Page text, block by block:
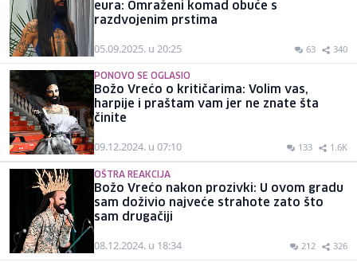
eura: Omraženi komad obuće s
razdvojenim prstima
05.09.2025. u 20:25 63 340
PONOVO SE OGLASIO
Božo Vrećo o kritičarima: Volim vas,
harpije i praštam vam jer ne znate šta
činite
09.12.2024. u 07:10 133 1.6K
OŠTRA REAKCIJA
Božo Vrećo nakon prozivki: U ovom gradu
sam doživio najveće strahote zato što
sam drugačiji
08.12.2024. u 18:34 212 326